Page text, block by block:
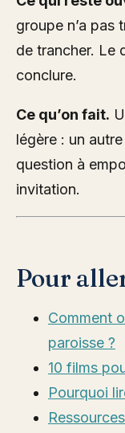
groupe n’a pas
de trancher. Le
conclure.
Ce qu’on fait.
légère : un
question à
invitation.
Pour
Comment
paroisse ?
10 films
Pourquoi